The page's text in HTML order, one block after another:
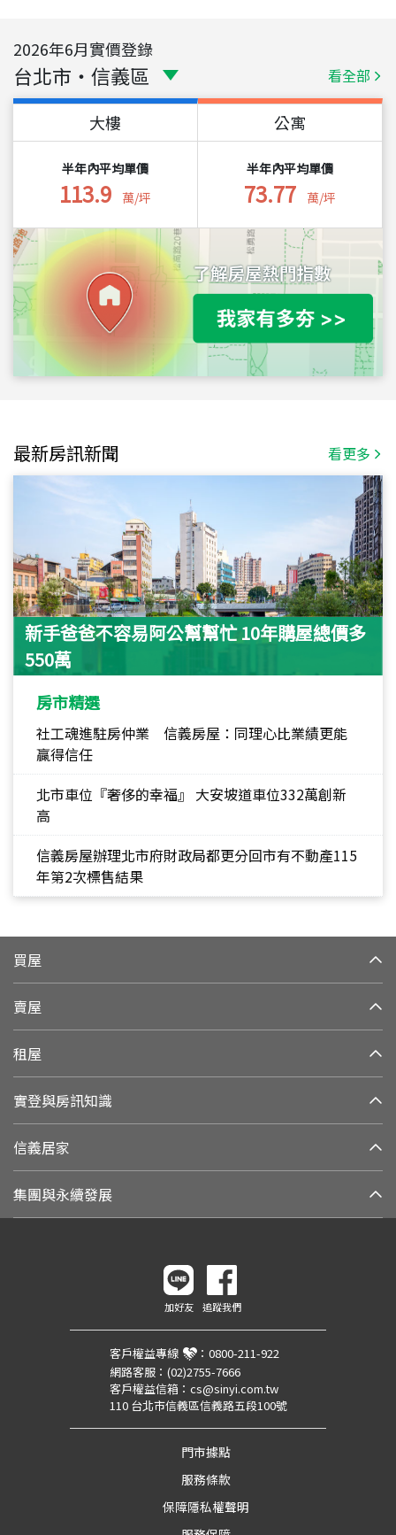
2026年6月實價登錄
台北市 ・ 信義區 看全部
大樓
半年內平均單價
113.9 萬/坪
公寓
半年內平均單價
73.77 萬/坪
最新房訊新聞 看更多
新手爸爸不容易阿公幫幫忙 10年購屋總價多
550萬
房市精選
社工魂進駐房仲業 信義房屋：同理心比業績更能
贏得信任
北市車位『奢侈的幸福』 大安坡道車位332萬創新
高
信義房屋辦理北市府財政局都更分回市有不動產115
年第2次標售結果
買屋
賣屋
租屋
實登與房訊知識
信義居家
集團與永續發展
加好友 追蹤我們
客戶權益專線 ： 0800-211-922
網路客服： (02)2755-7666
客戶權益信箱： cs@sinyi.com.tw
110 台北市信義區信義路五段100號
門市據點
服務條款
保障隱私權聲明